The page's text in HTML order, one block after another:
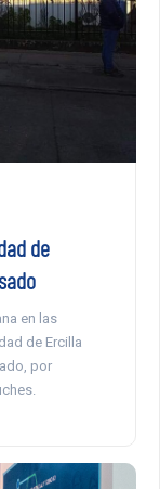
de
en las
de Ercilla
por